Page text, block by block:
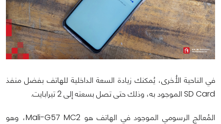
في الناحية الأُخرى، يُمكنك زيادة السعة الداخلية للهاتف بفضل منفذ
SD Card الموجود به، وذلك حتى تصل بسعته إلى 2 تيرابايت.
المُعالج الرسومي الموجود في الهاتف هو Mali-G57 MC2، وهو